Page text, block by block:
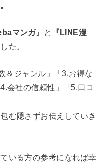
マンガ』 と
『LINE漫
た。
＆ジャンル」「3.お得な
会社の信頼性」「5.口コ
む隠さずお伝えしていき
いる方の参考になれば幸